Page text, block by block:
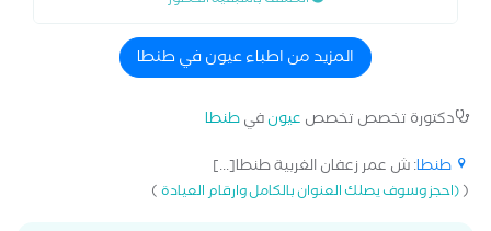
المزيد من اطباء عيون في طنطا
دكتورة تخصص تخصص عيونفيطنطا
طنطا: ش عمر زعفان الغربية طنطا[...]
((احجز وسوف يصلك العنوان بالكامل وارقام العيادة)